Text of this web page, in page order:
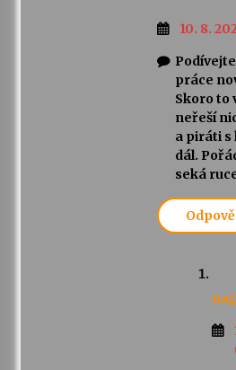
10. 8.
práce
Skoro to
neřeší
a piráti s
dál.
seká